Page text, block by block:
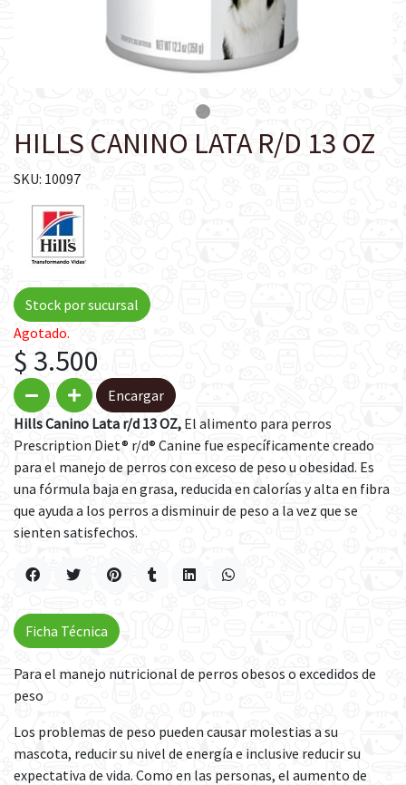
HILLS CANINO LATA R/D 13 OZ
SKU: 10097
Stock por sucursal
Agotado.
$ 3.500
Encargar
Hills Canino Lata r/d 13 OZ, El alimento para perros
Prescription Diet® r/d® Canine fue específicamente creado
para el manejo de perros con exceso de peso u obesidad. Es
una fórmula baja en grasa, reducida en calorías y alta en fibra
que ayuda a los perros a disminuir de peso a la vez que se
sienten satisfechos.
Para el manejo nutricional de perros obesos o excedidos de
peso
Los problemas de peso pueden causar molestias a su
mascota, reducir su nivel de energía e inclusive reducir su
expectativa de vida. Como en las personas, el aumento de
Ficha Técnica